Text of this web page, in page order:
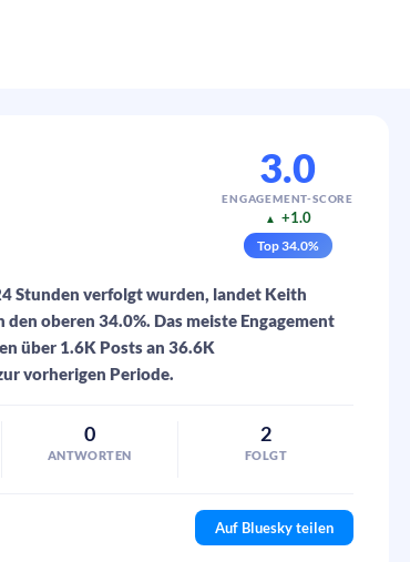
3.0
ENGAGEMENT-SCORE
▲ +1.0
Top34.0%
Stunden verfolgt wurden, landet Keith
oberen 34.0%. Das meiste Engagement
über 1.6K Posts an 36.6K
vorherigen Periode.
0
ANTWORTEN
2
FOLGT
Auf Bluesky teilen